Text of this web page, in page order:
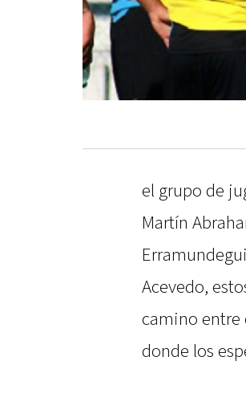
el grupo de
Martín
Acevedo,
camino entre
donde los